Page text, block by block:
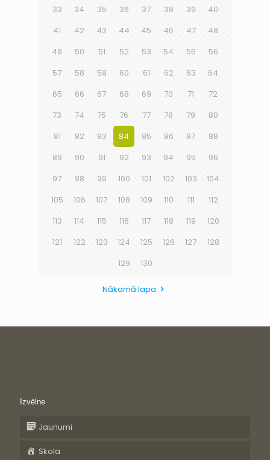
33
34 35 36 37 38 39
40
41
42 43 44 45 46 47
48
49
50 51 52 53 54 55
56
57
58 59 60 61 62 63
64
65
66 67 68 69 70 71
72
73
74 75 76 77 78 79
80
81
82 83 84 85 86 87
88
89
90 91 92 93 94 95
96
97
98 99 100 101 102 103
104
105
106 107 108 109 110 111
112
113
114 115 116 117 118 119
120
121
122 123 124 125 126 127
128
129
130
Nākamā lapa
Izvēlne
Jaunumi
Skola